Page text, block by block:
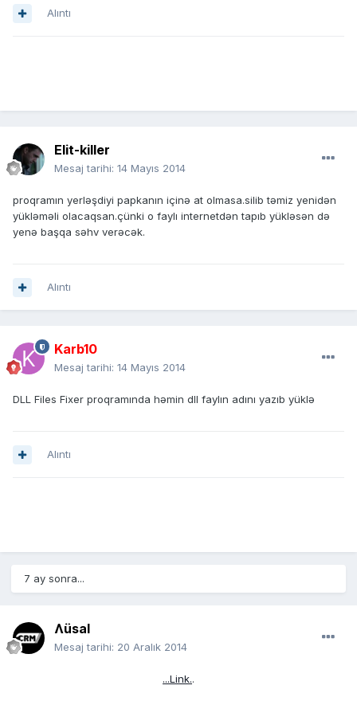
Alıntı
Elit-killer
Mesaj tarihi: 14 Mayıs 2014
proqramın yerləşdiyi papkanın içinə at olmasa.silib təmiz yenidən
yükləməli olacaqsan.çünki o faylı internetdən tapıb yükləsən də
yenə başqa səhv verəcək.
Alıntı
Karb10
Mesaj tarihi: 14 Mayıs 2014
DLL Files Fixer proqramında həmin dll faylın adını yazıb yüklə
Alıntı
7 ay sonra...
Ʌüsal
Mesaj tarihi: 20 Aralık 2014
...Link..